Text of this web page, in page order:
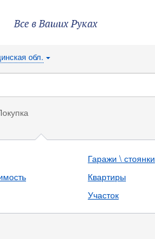
Все в Ваших Руках
обл. {
Гаражи \ стоянки
Квартиры
Участок